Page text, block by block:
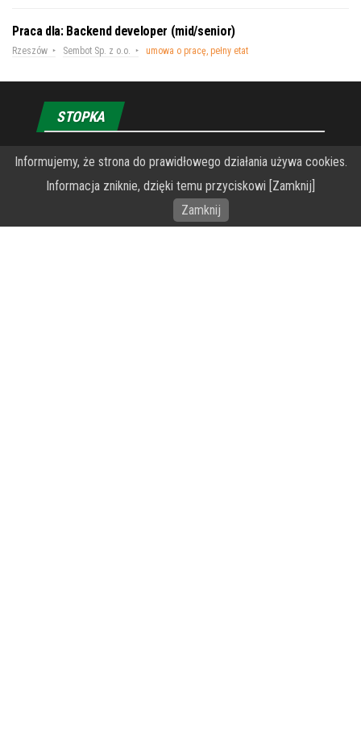
Praca dla: Backend developer (mid/senior)
Rzeszów Sembot Sp. z o.o. umowa o pracę, pełny etat
STOPKA
O Fundacji PRZEkarpacie
Wykonanie portalu – specjaliści stron www WordPress
Informujemy, że strona do prawidłowego działania używa cookies.
Informacja zniknie, dzięki temu przyciskowi [Zamknij]
Zamknij